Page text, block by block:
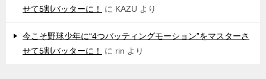
せて5割バッターに！
に KAZU より
今こそ野球少年に“4つバッティングモーション”をマスターさ
せて5割バッターに！
に rin より